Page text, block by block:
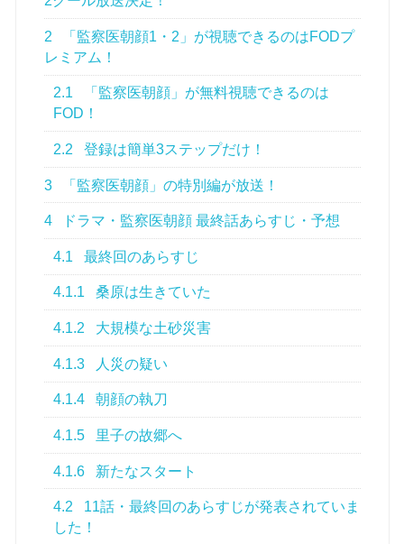
2
「監察医朝顔1・2」が視聴できるのはFODプ
レミアム！
2.1
「監察医朝顔」が無料視聴できるのは
FOD！
2.2 登録は簡単3ステップだけ！
3 「監察医朝顔」の特別編が放送！
4 ドラマ・監察医朝顔 最終話あらすじ・予想
4.1 最終回のあらすじ
4.1.1 桑原は生きていた
4.1.2 大規模な土砂災害
4.1.3 人災の疑い
4.1.4 朝顔の執刀
4.1.5 里子の故郷へ
4.1.6 新たなスタート
4.2
11話・最終回のあらすじが発表されていま
した！